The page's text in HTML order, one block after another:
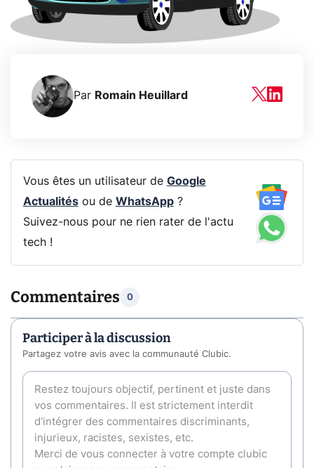
Par Romain Heuillard
Vous êtes un utilisateur de Google
Actualitésou de WhatsApp?
Suivez-nous pour ne rien rater de l'actu
tech !
Commentaires 0
Participer à la discussion
Partagez votre avis avec la communauté Clubic.